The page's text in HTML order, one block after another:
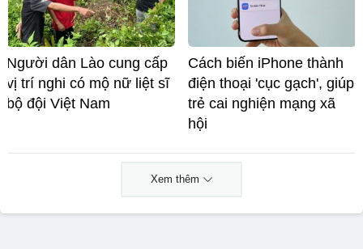
Người dân Lào cung cấp
vị trí nghi có mộ nữ liệt sĩ
bộ đội Việt Nam
Cách biến iPhone thành
điện thoại 'cục gạch', giúp
trẻ cai nghiện mạng xã
hội
Xem thêm